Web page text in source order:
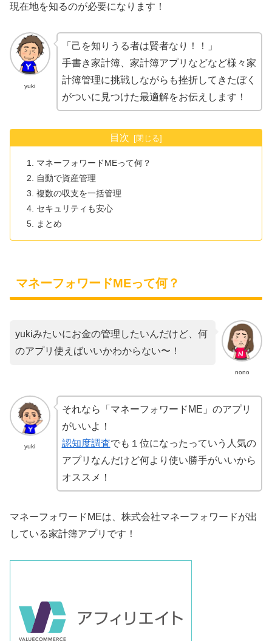
現在地を知るのが必要になります！
yuki
「己を知りうる者は賢者なり！！」
手書き家計簿、家計簿アプリなどなど様々家
計簿管理に挑戦しながらも挫折してきたぼく
がついに見つけた最適解をお伝えします！
目次
マネーフォワードMEって何？
自動で資産管理
複数の収支を一括管理
セキュリティも安心
まとめ
マネーフォワードMEって何？
nono
yukiみたいにお金の管理したいんだけど、何
のアプリ使えばいいかわからない〜！
yuki
それなら「マネーフォワードME」のアプリ
がいいよ！
認知度調査でも１位になったっていう人気の
アプリなんだけど何より使い勝手がいいから
オススメ！
マネーフォワードMEは、株式会社マネーフォワードが出
している家計簿アプリです！